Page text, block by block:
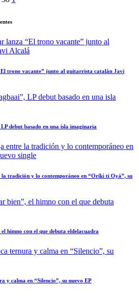
trono vacante” junto al guitarrista catalán Javi
debut basado en una isla imaginaria
tradición y lo contemporáneo en “Oríkì ti Oyá”, su
himno con el que debuta eldelacuadra
y calma en “Silencio”, su nuevo EP